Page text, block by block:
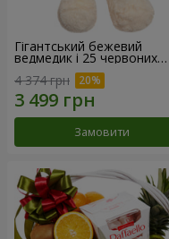
Гігантський бежевий
ведмедик і 25 червоних
троянд
4 374 грн
Замовити